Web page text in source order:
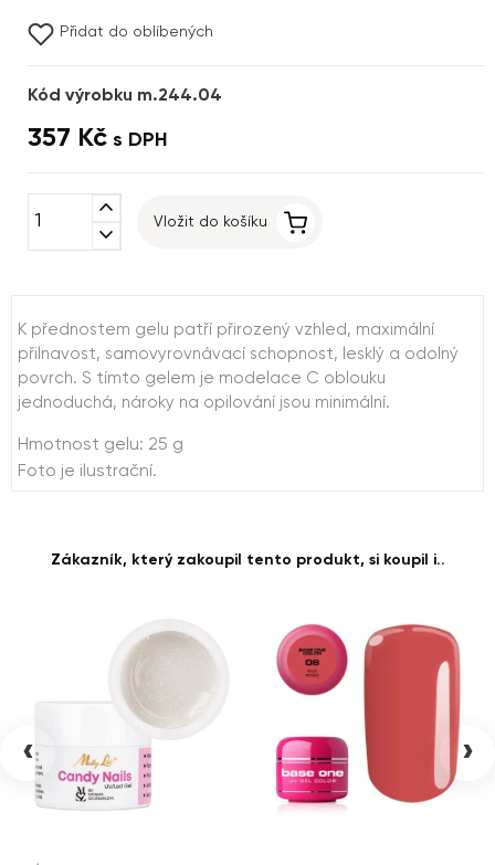
Přidat do oblíbených
Kód výrobku m.244.04
357 Kč s DPH
expand_less
expand_more
Vložit do košíku
K přednostem gelu patří přirozený vzhled, maximální
přilnavost, samovyrovnávací schopnost, lesklý a odolný
povrch. S tímto gelem je modelace C oblouku
jednoduchá, nároky na opilování jsou minimální.
Hmotnost gelu: 25 g
Foto je ilustrační.
Zákazník, který zakoupil tento produkt, si koupil i..
‹ ›